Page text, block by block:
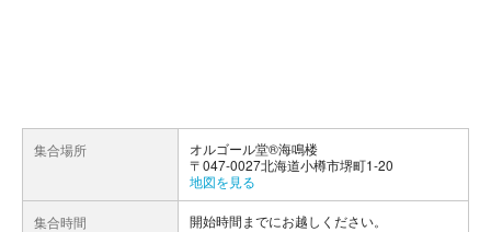
集合場所
オルゴール堂®海鳴楼
〒047-0027北海道小樽市堺町1-20
地図を見る
集合時間 開始時間までにお越しください。